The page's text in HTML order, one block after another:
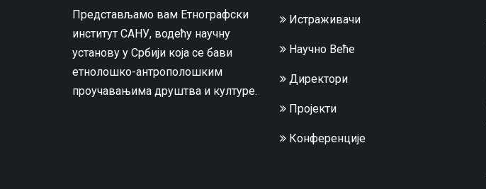
Представљамо вам Етнографски
институт САНУ, водећу научну
установу у Србији која се бави
етнолошко-антрополошким
проучавањима друштва и културе.
Истраживачи
Научно Веће
Директори
Пројекти
Конференције